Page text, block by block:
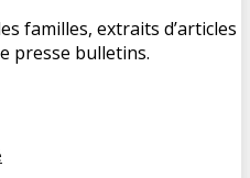
familles, extraits d’articles
presse bulletins.
Politique Familiale :